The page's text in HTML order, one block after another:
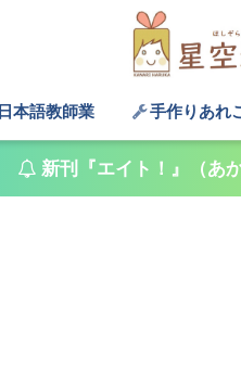
日本語教師業 手作りあれ
新刊『エイト！』（あ